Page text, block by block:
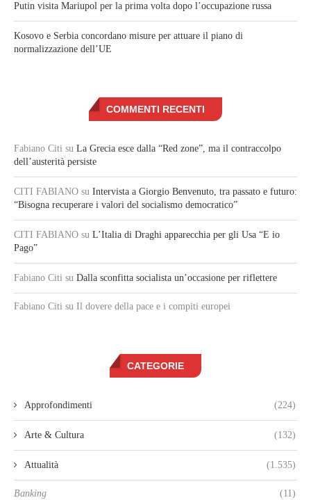
Putin visita Mariupol per la prima volta dopo l’occupazione russa
Kosovo e Serbia concordano misure per attuare il piano di
normalizzazione dell’UE
COMMENTI RECENTI
Fabiano Citi su La Grecia esce dalla “Red zone”, ma il contraccolpo
dell’austerità persiste
CITI FABIANO su Intervista a Giorgio Benvenuto, tra passato e futuro:
“Bisogna recuperare i valori del socialismo democratico”
CITI FABIANO su L’Italia di Draghi apparecchia per gli Usa “E io
Pago”
Fabiano Citi su Dalla sconfitta socialista un’occasione per riflettere
Fabiano Citi su Il dovere della pace e i compiti europei
CATEGORIE
Approfondimenti (224)
Arte & Cultura (132)
Attualità (1.535)
Banking (11)